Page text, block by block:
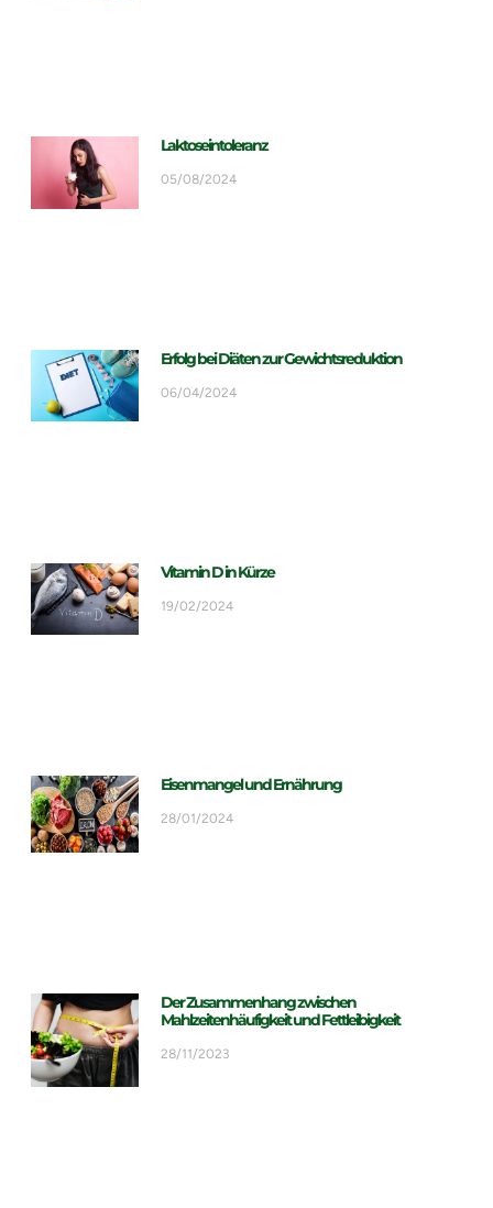
Laktoseintoleranz
05/08/2024
Erfolg bei Diäten zur Gewichtsreduktion
06/04/2024
Vitamin D in Kürze
19/02/2024
Eisenmangel und Ernährung
28/01/2024
Der Zusammenhang zwischen
Mahlzeitenhäufigkeit und Fettleibigkeit
28/11/2023